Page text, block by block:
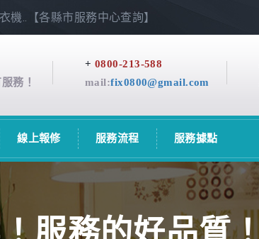
..【各縣市服務中心查詢】
務！
+ 0800-213-588
mail:fix0800@gmail.com
線上報修 服務流程 服務據點